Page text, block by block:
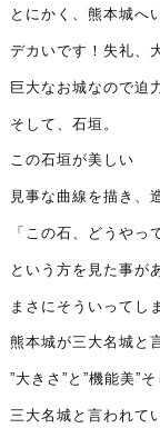
とにかく、熊本城へ
デカいです！失礼、
巨大なお城なので迫
そして、石垣。
この石垣が美しい
見事な曲線を描き、
「この石、どうやっ
という方を見た事が
まさにそういってし
熊本城が三大名城と
”大きさ”と”機能美”
三大名城と言われて